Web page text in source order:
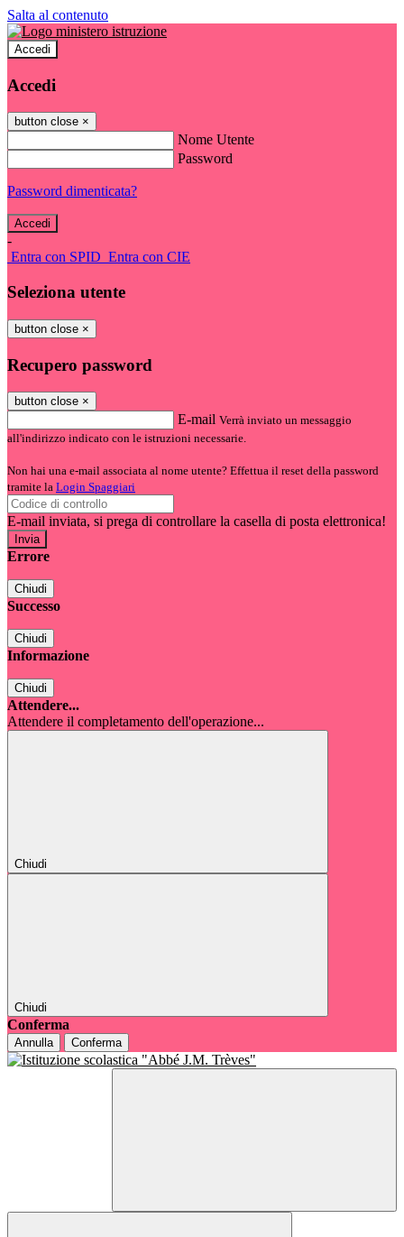
Salta al contenuto
Accedi
Accedi
button close ×
Nome Utente
Password
Password dimenticata?
-
Entra con SPID Entra con CIE
Seleziona utente
button close ×
Recupero password
button close ×
E-mail Verrà inviato un messaggio
all'indirizzo indicato con le istruzioni necessarie.
Non hai una e-mail associata al nome utente? Effettua il reset della password
tramite la Login Spaggiari
E-mail inviata, si prega di controllare la casella di posta elettronica!
Errore
Chiudi
Successo
Chiudi
Informazione
Chiudi
Attendere...
Attendere il completamento dell'operazione...
Chiudi
Chiudi
Conferma
Annulla Conferma